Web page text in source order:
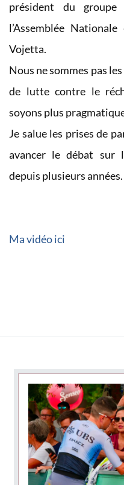
président du groupe
l’Assemblée
Vojetta.
Nous ne sommes pas
de lutte contre le
soyons plus
Je salue les prises de
avancer le débat sur
depuis plusieurs années.
Ma vidéo ici